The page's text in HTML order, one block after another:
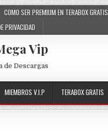
COMO SER PREMIUM EN TERABOX GRATIS
PRIVACIDAD
Vip
de Descargas
MIEMBROS V.I.P TERABOX GRATIS